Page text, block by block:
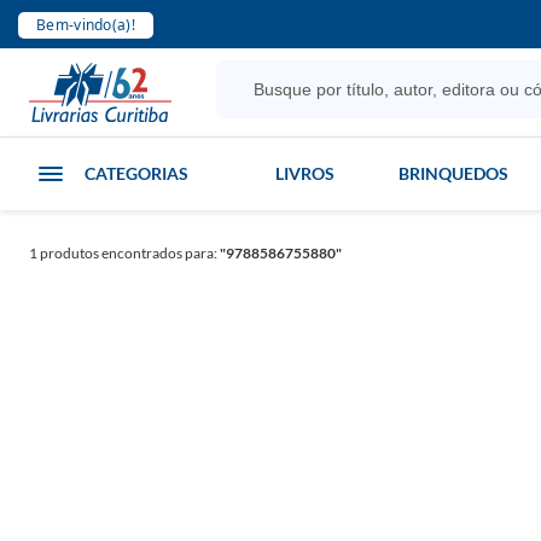
Bem-vindo(a)!
CATEGORIAS LIVROS BRINQUEDOS
1produtos encontrados para:"9788586755880"